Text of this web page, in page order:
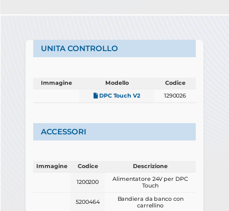
UNITA CONTROLLO
Immagine Modello
Codice
Modello Codice
DPC Touch V2 1290026
ACCESSORI
Immagine Codice
Descrizione
Descrizione
1200200
Alimentatore 24V per DPC
Touch
5200464
Bandiera da banco con
carrellino